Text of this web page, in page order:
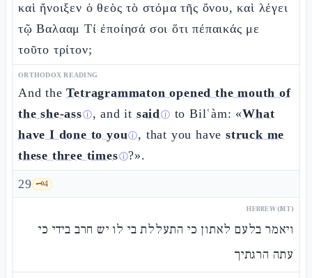
καὶ ἤνοιξεν ὁ θεὸς τὸ στόμα τῆς ὄνου, καὶ λέγει
τῷ Βαλααμ Τί ἐποίησά σοι ὅτι πέπαικάς με
τοῦτο τρίτον;
ORTHODOX READING
And theTetragrammaton opened the mouth of
the she-assⓘ, and it saidⓘ to Bilʿàm: «What
have I done to youⓘ, that you havestruck me
these three timesⓘ?».
29 🗝️4
HEBREW (MT)
ויאמר בלעם לאתון כי התעללת בי לו יש חרב בידי כי
עתה הרגתיך